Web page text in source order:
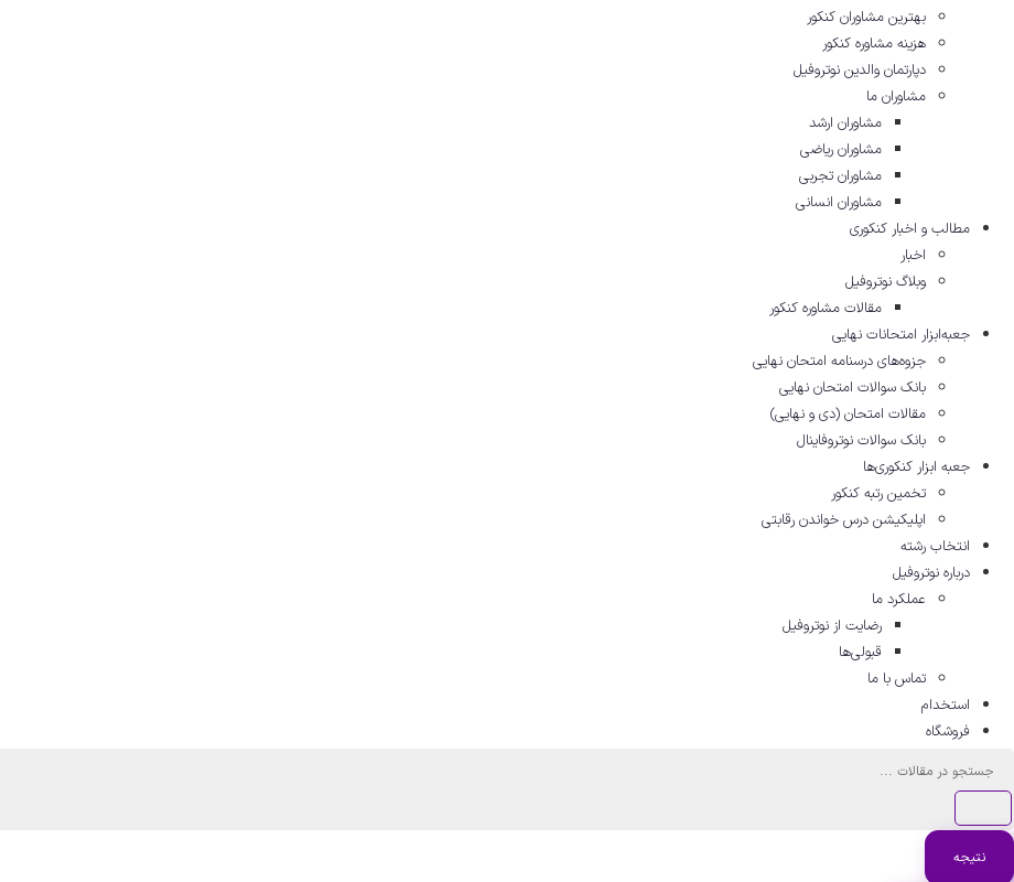
بهترین مشاوران کنکور
هزینه مشاوره کنکور
دپارتمان والدین نوتروفیل
مشاوران ما
مشاوران ارشد
مشاوران ریاضی
مشاوران تجربی
مشاوران انسانی
مطالب و اخبار کنکوری
اخبار
وبلاگ نوتروفیل
مقالات مشاوره‌ کنکور
جعبه‌ابزار امتحانات نهایی
جزوه‌های درسنامه امتحان نهایی
بانک سوالات امتحان نهایی
مقالات امتحان (دی و نهایی)
بانک سوالات نوتروفاینال
جعبه ابزار کنکوری‌ها
تخمین رتبه کنکور
اپلیکیشن درس خواندن رقابتی
انتخاب رشته
درباره نوتروفیل
عملکرد ما
رضایت از نوتروفیل
قبولی‌ها
تماس با ما
استخدام
فروشگاه
جستجو
نتیجه